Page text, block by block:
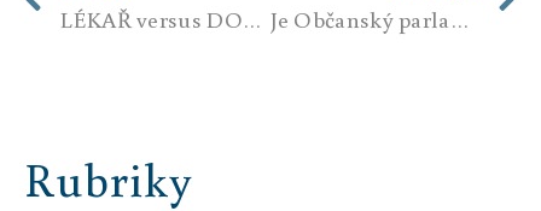
LÉKAŘ versus DOKTOR….? (2. část) Je Občanský parlament utopií, nebo trnem v oku?
Rubriky